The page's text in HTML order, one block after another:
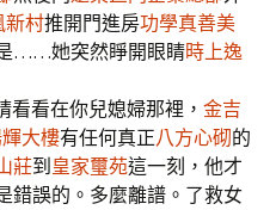
新村推開門進房功學真善美
……她突然睜開眼睛時上逸
看看在你兒媳婦那裡， 金吉
大樓有任何真正八方心砌的
莊到 皇家璽苑這一刻，他才
錯誤的。多麼離譜。了救女